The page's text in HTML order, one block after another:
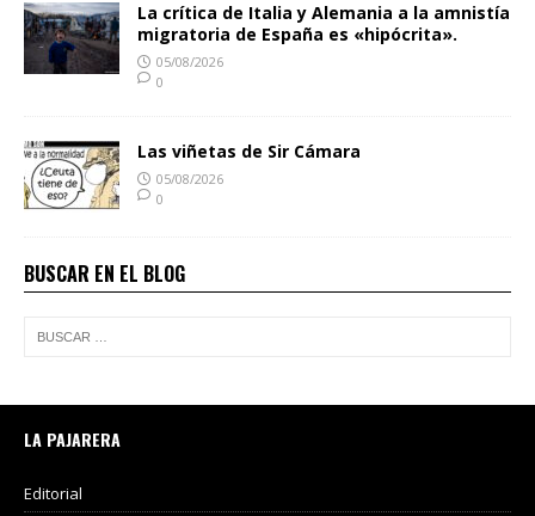
La crítica de Italia y Alemania a la amnistía
migratoria de España es «hipócrita».
05/08/2026
0
Las viñetas de Sir Cámara
05/08/2026
0
BUSCAR EN EL BLOG
LA PAJARERA
Editorial